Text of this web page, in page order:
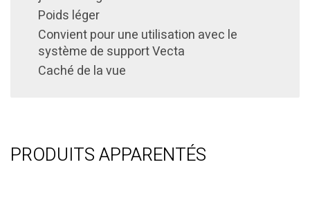
Poids léger
Convient pour une utilisation avec le
système de support Vecta
Caché de la vue
PRODUITS APPARENTÉS